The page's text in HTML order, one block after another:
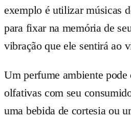
exemplo é utilizar músicas
para fixar na memória de
vibração que ele sentirá ao
Um perfume ambiente
olfativas com seu
uma bebida de cortesia ou